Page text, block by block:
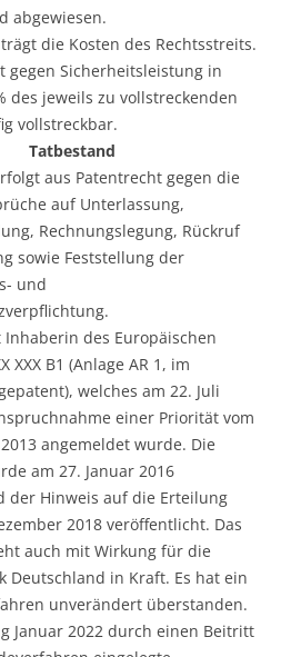
abgewiesen.
die Kosten des Rechtsstreits.
gegen Sicherheitsleistung in
des jeweils zu vollstreckenden
vollstreckbar.
Tatbestand
aus Patentrecht gegen die
auf Unterlassung,
Rechnungslegung, Rückruf
sowie Feststellung der
und
Inhaberin des Europäischen
XXX B1 (Anlage AR 1, im
welches am 22. Juli
einer Priorität vom
angemeldet wurde. Die
am 27. Januar 2016
der Hinweis auf die Erteilung
2018 veröffentlicht. Das
auch mit Wirkung für die
Deutschland in Kraft. Es hat ein
unverändert überstanden.
Januar 2022 durch einen Beitritt